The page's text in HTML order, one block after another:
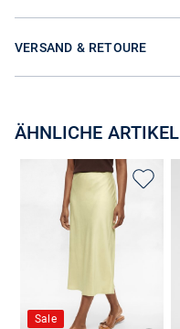
VERSAND & RETOURE
ÄHNLICHE ARTIKEL
Sale